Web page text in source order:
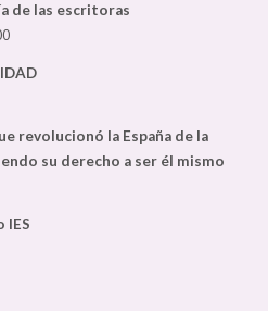
de las escritoras
revolucionó la España de la
su derecho a ser él mismo
IES